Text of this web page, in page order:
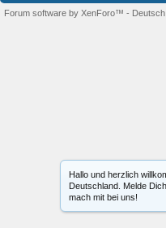
Hallo und herzlich
Deutschland. Melde
mach mit bei uns!
Forum software by XenForo™ -